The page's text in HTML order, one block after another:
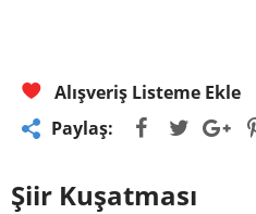
Alışveriş Listeme Ekle
Paylaş:
Şiir Kuşatması